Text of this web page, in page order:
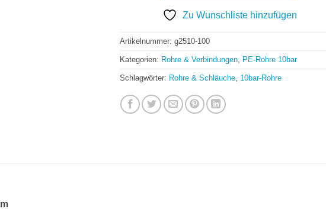
Zu Wunschliste hinzufügen
Artikelnummer: g2510-100
Kategorien: Rohre & Verbindungen, PE-Rohre 10bar
Schlagwörter: Rohre & Schläuche, 10bar-Rohre